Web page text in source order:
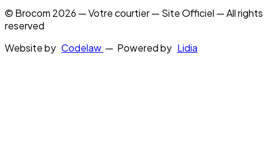
© Brocom 2026 — Votre courtier — Site Officiel — All rights
reserved
Website by Codelaw — Powered by Lidia